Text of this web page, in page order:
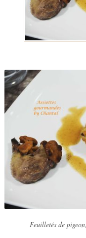
Feuilletés de